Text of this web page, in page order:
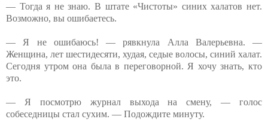
— Тогда я не знаю. В штате «Чистоты» синих халатов нет.
Возможно, вы ошибаетесь.
— Я не ошибаюсь! — рявкнула Алла Валерьевна. —
Женщина, лет шестидесяти, худая, седые волосы, синий халат.
Сегодня утром она была в переговорной. Я хочу знать, кто
это.
— Я посмотрю журнал выхода на смену, — голос
собеседницы стал сухим. — Подождите минуту.